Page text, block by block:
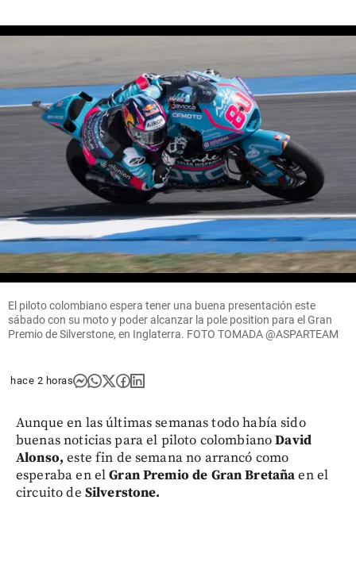
El piloto colombiano espera tener una buena presentación este
sábado con su moto y poder alcanzar la pole position para el Gran
Premio de Silverstone, en Inglaterra. FOTO TOMADA @ASPARTEAM
hace 2 horas
Aunque en las últimas semanas todo había sido
buenas noticias para el piloto colombianoDavid
Alonso, este fin de semana no arrancó como
esperaba en elGran Premio de Gran Bretañaen el
circuito de Silverstone.